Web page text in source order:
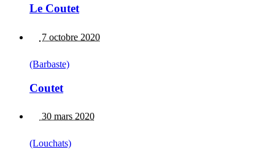
Le Coutet
7 octobre 2020
(Barbaste)
Coutet
30 mars 2020
(Louchats)